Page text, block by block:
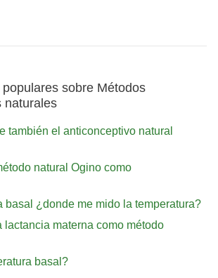
sobre Métodos
naturales
también el anticonceptivo natural
natural Ogino como
basal ¿donde me mido la temperatura?
lactancia materna como método
basal?